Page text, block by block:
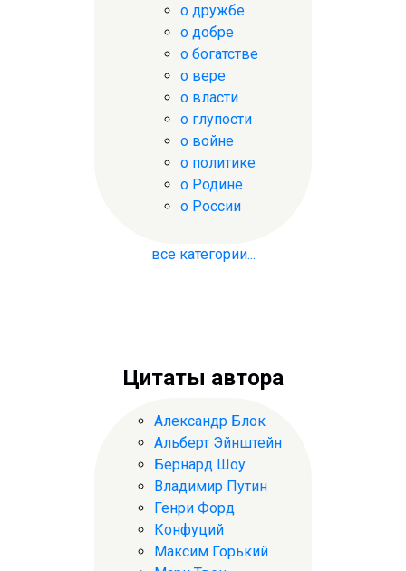
о дружбе
о добре
о богатстве
о вере
о власти
о глупости
о войне
о политике
о Родине
о России
все категории...
Цитаты автора
Александр Блок
Альберт Эйнштейн
Бернард Шоу
Владимир Путин
Генри Форд
Конфуций
Максим Горький